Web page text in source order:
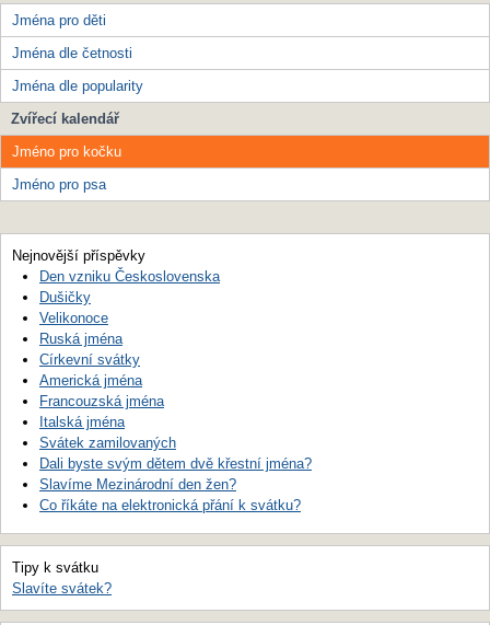
Jména pro děti
Jména dle četnosti
Jména dle popularity
Zvířecí kalendář
Jméno pro kočku
Jméno pro psa
Nejnovější příspěvky
Den vzniku Československa
Dušičky
Velikonoce
Ruská jména
Církevní svátky
Americká jména
Francouzská jména
Italská jména
Svátek zamilovaných
Dali byste svým dětem dvě křestní jména?
Slavíme Mezinárodní den žen?
Co říkáte na elektronická přání k svátku?
Tipy k svátku
Slavíte svátek?